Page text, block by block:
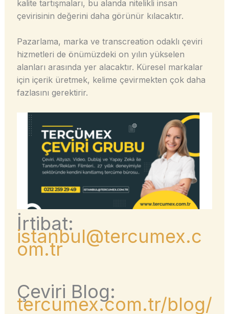
kalite tartışmaları, bu alanda nitelikli insan
çevirisinin değerini daha görünür kılacaktır.
Pazarlama, marka ve transcreation odaklı çeviri
hizmetleri de önümüzdeki on yılın yükselen
alanları arasında yer alacaktır. Küresel markalar
için içerik üretmek, kelime çevirmekten çok daha
fazlasını gerektirir.
İrtibat:
istanbul@tercumex.c
om.tr
Çeviri Blog:
tercumex.com.tr/blog/